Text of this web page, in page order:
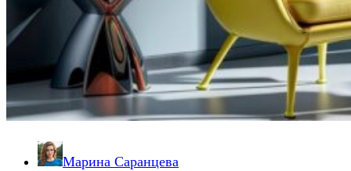
Марина Саранцева